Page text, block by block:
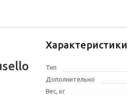
Характеристики
Тип
Дополнительно
Вес, кг